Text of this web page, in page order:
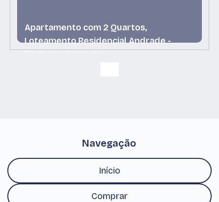
Apartamento com 2 Quartos,
Loteamento Residencial Andrade -
Navegação
Início
Comprar